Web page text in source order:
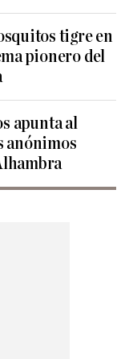
tigre en
pionero del
apunta al
anónimos